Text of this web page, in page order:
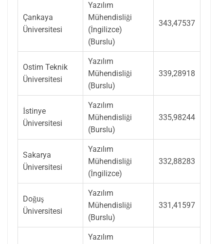
Çankaya
Üniversitesi
Yazılım
Mühendisliği
(İngilizce)
(Burslu)
343,47537
Ostim Teknik
Üniversitesi
Yazılım
Mühendisliği
(Burslu)
339,28918
İstinye
Üniversitesi
Yazılım
Mühendisliği
(Burslu)
335,98244
Sakarya
Üniversitesi
Yazılım
Mühendisliği
(İngilizce)
332,88283
Doğuş
Üniversitesi
Yazılım
Mühendisliği
(Burslu)
331,41597
Yazılım